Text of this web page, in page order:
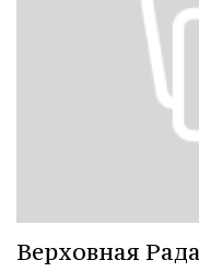
Верховная